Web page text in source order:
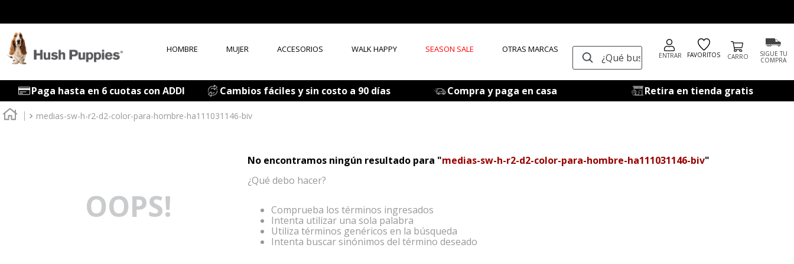
HOMBRE MUJER ACCESORIOS WALK HAPPY SEASON SALE OTRAS MARCAS ¿Qué buscas? ENTRAR FAVORITOS SIGUE TU
COMPRA
Paga hasta en 6 cuotas con ADDI Cambios fáciles y sin costo a 90 días Compra y paga en casa Retira en tienda gratis
medias-sw-h-r2-d2-color-para-hombre-ha111031146-biv
OOPS!
No encontramos ningún resultado para "medias-sw-h-r2-d2-color-para-hombre-ha111031146-biv"
¿Qué debo hacer?
Comprueba los términos ingresados
Intenta utilizar una sola palabra
Utiliza términos genéricos en la búsqueda
Intenta buscar sinónimos del término deseado
TÉRMINOS MÁS BUSCADOS
1.
zapatos mujer
4.
sandalia
5.
botas
.
mocasines
.
grace